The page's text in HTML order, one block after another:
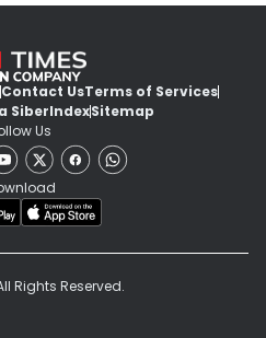
Contact UsTerms of Services
SiberIndexSitemap
Us
Rights Reserved.